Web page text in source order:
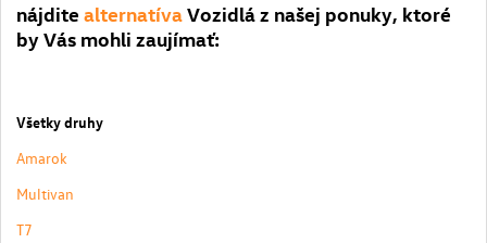
nájdite alternatívaVozidlá z našej ponuky, ktoré
by Vás mohli zaujímať:
Všetky druhy
Amarok
Multivan
T7